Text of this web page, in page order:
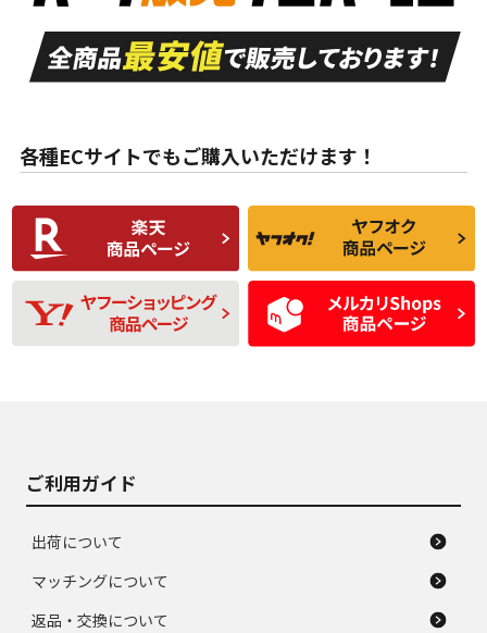
A
走行距離も少なく、
目立つ傷もほとんど
ない中古品
A
走行距離も少なく、
非常に状態の良い中
古品
な中古品
んどない中古品
C
比較的きれいな中古
品
C
られるが、使用に問
題のない中古品
D
使用感や目立つ傷が
あり、一般的な中古
品
D
残り溝も少なく、偏
磨耗がみられ、短期
間使用できるくらい
の中古品
各種ECサイトでもご購入いただけます！
ご利用ガイド
出荷について
マッチングについて
返品・交換について